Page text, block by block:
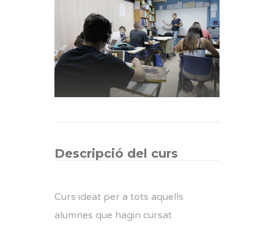
Descripció del curs
Curs ideat per a tots aquells
alumnes que hagin cursat